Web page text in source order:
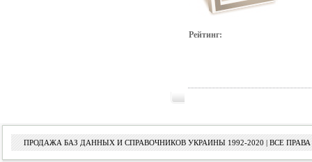
Рейтинг:
ПРОДАЖА БАЗ ДАННЫХ И СПРАВОЧНИКОВ УКРАИНЫ 1992-2020 | ВСЕ